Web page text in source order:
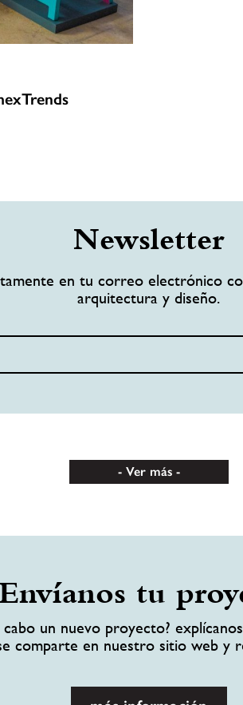
Newsletter
en tu correo electrónico
arquitectura y diseño.
Ver más
tu
cabo un nuevo proyecto?
comparte en nuestro sitio web y